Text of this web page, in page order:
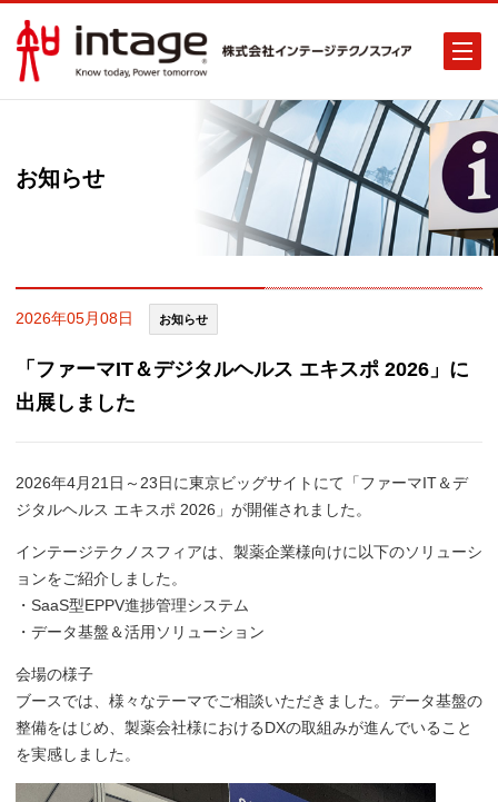
お知らせ
2026年05月08日 お知らせ
「ファーマIT＆デジタルヘルス エキスポ 2026」に
出展しました
2026年4月21日～23日に東京ビッグサイトにて「ファーマIT＆デ
ジタルヘルス エキスポ 2026」が開催されました。
インテージテクノスフィアは、製薬企業様向けに以下のソリューシ
ョンをご紹介しました。
・SaaS型EPPV進捗管理システム
・データ基盤＆活用ソリューション
会場の様子
ブースでは、様々なテーマでご相談いただきました。データ基盤の
整備をはじめ、製薬会社様におけるDXの取組みが進んでいること
を実感しました。